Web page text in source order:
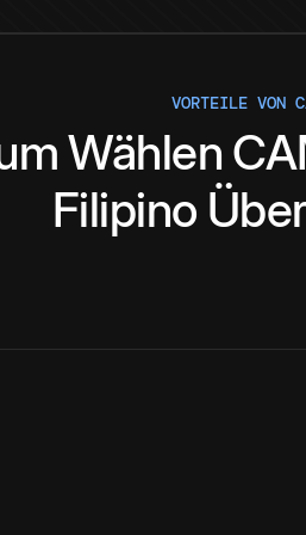
VORTEILE VON
Wählen
Filipino